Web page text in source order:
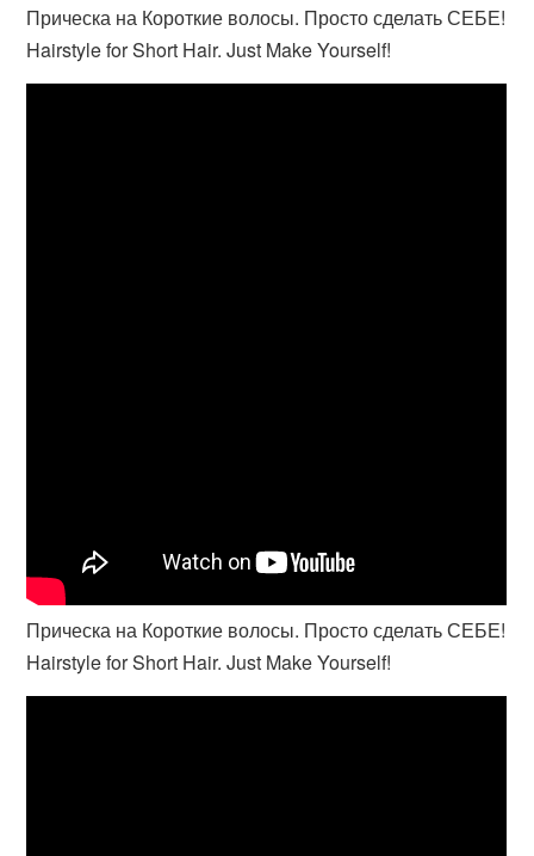
Прическа на Короткие волосы. Просто сделать СЕБЕ!
Hairstyle for Short Hair. Just Make Yourself!
Прическа на Короткие волосы. Просто сделать СЕБЕ!
Hairstyle for Short Hair. Just Make Yourself!